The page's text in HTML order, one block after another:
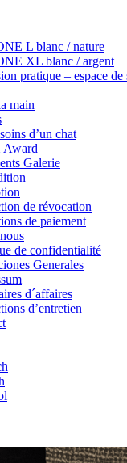
L blanc / nature
XL blanc / argent
pratique – espace de
main
d’un chat
Award
Galerie
de révocation
de paiement
de confidentialité
Generales
d´affaires
d’entretien